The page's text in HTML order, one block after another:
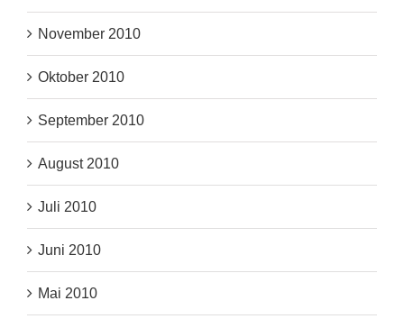
November 2010
Oktober 2010
September 2010
August 2010
Juli 2010
Juni 2010
Mai 2010